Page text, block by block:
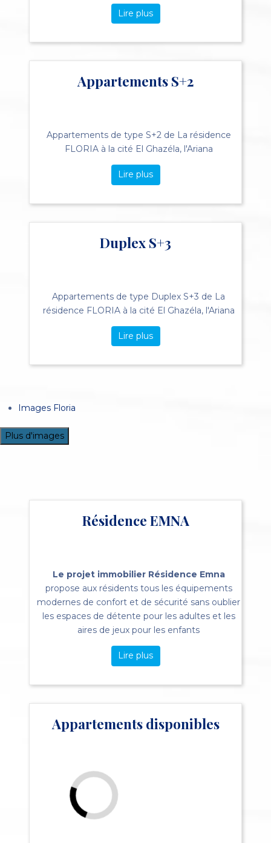
Lire plus
Appartements S+2
Appartements de type S+2 de La résidence
FLORIA à la cité El Ghazéla, l'Ariana
Lire plus
Duplex S+3
Appartements de type Duplex S+3 de La
résidence FLORIA à la cité El Ghazéla, l'Ariana
Lire plus
Images Floria
Plus d'images
Résidence EMNA
Le projet immobilier Résidence Emna
propose aux résidents tous les équipements
modernes de confort et de sécurité sans oublier
les espaces de détente pour les adultes et les
aires de jeux pour les enfants
Lire plus
Appartements disponibles